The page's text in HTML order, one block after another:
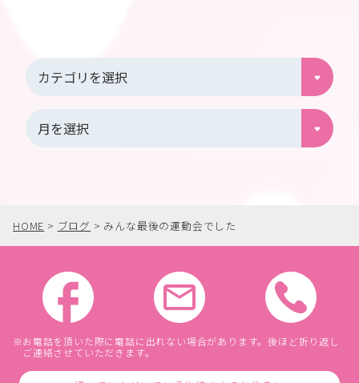
HOME > ブログ > みんな最後の運動会でした
お電話を頂いた際に電話に出れない場合があります。後ほど折り返し
ご連絡させていただきます。